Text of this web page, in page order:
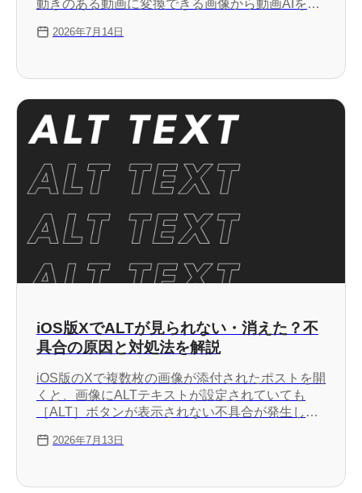
動きのある動画に変換できる画像から動画AIを提
ら動画AIの特徴から使い方まで詳しく解説しま
2026年7月14日
iOS版XでALTが見られない・消えた？不
具合の原因と対処法を解説
iOS版のXで複数枚の画像が添付されたポストを開
くと、画像にALTテキストが設定されていても
［ALT］ボタンが表示されない不具合が発生して
ので、設定したALTテキストが消えてしまったわ
2026年7月13日